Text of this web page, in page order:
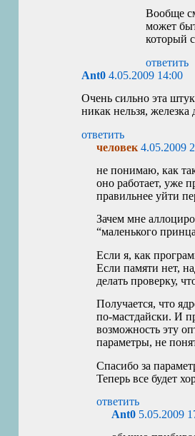
Вообще
может
который
ответить
Ant0 4.05.2009 14:00
Очень сильно эта
никак нельзя, железка
ответить
человек4.05.2009
не понимаю, как
оно работает, уже
правильнее уйти
Зачем мне
“маленького
Если я, как
Если памяти нет,
делать проверку,
Получается, что
по-мастдайски. И
возможность эту
параметры, не
Спасибо за
Теперь все будет
ответить
Ant0 5.05.2009